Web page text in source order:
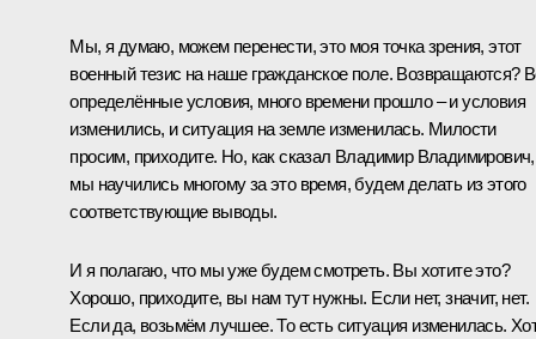
Мы, я думаю, можем перенести, это моя точка зрения, этот
военный тезис на наше гражданское поле. Возвращаются?
определённые условия, много времени прошло – и условия
изменились, и ситуация на земле изменилась. Милости
просим, приходите. Но, как сказал Владимир Владимирович,
мы научились многому за это время, будем делать из этого
соответствующие выводы.
И я полагаю, что мы уже будем смотреть. Вы хотите это?
Хорошо, приходите, вы нам тут нужны. Если нет, значит, нет.
Если да, возьмём лучшее. То есть ситуация изменилась.